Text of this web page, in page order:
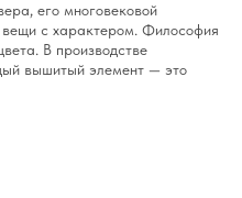
его многовековой
с характером. Философия
В производстве
вышитый элемент — это